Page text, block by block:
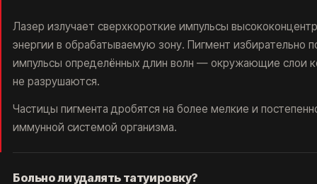
Лазер излучает сверхкороткие импульсы
энергии в обрабатываемую зону. Пигмент избирательно
импульсы определённых длин волн — окружающие слои
не разрушаются.
Частицы пигмента дробятся на более мелкие и
иммунной системой организма.
Больно ли удалять татуировку?
А ЕСЛИ ПРОЩЕ, ТО МЫ НАХОДИМСЯ:
В 5 МИНУТАХ ОТ М. ПАВЕЛЕЦКАЯ
В 2 МИНУТАХ ОТ VAXHALL
В 4 МИНУТАХ ОТ SURF COFFEE X NEO
А ДЛЯ ВОДИТЕЛЕЙ, У НАС ЕСТЬ БЕСПЛАТНАЯ ПАРКОВКА ДЛЯ